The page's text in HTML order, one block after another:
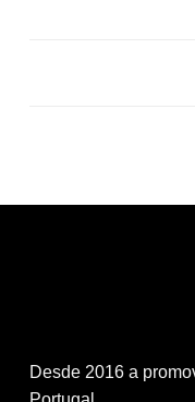
Desde 2016 a